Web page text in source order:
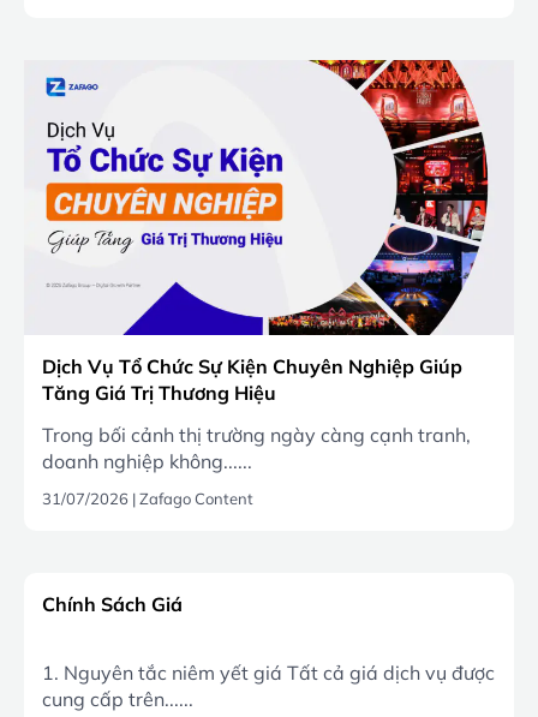
Dịch Vụ Tổ Chức Sự Kiện Chuyên Nghiệp Giúp
Tăng Giá Trị Thương Hiệu
Trong bối cảnh thị trường ngày càng cạnh tranh,
doanh nghiệp không......
31/07/2026 |Zafago Content
Chính Sách Giá
1. Nguyên tắc niêm yết giá Tất cả giá dịch vụ được
cung cấp trên......